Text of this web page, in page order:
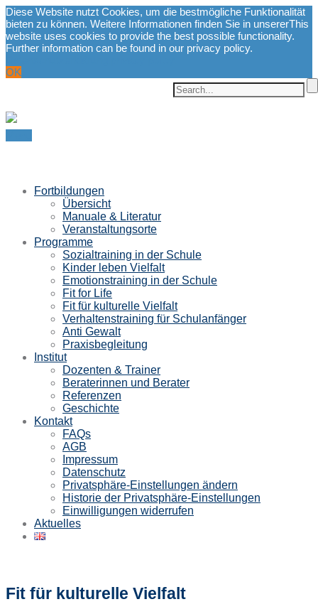
Diese Website nutzt Cookies, um die bestmögliche Funktionalität
bieten zu können. Weitere Informationen finden Sie in unsererThis
website uses cookies to provide the best possible functionality.
Further information can be found in our privacy policy.
OK
Fortbildungen
Übersicht
Manuale & Literatur
Veranstaltungsorte
Programme
Sozialtraining in der Schule
Kinder leben Vielfalt
Emotionstraining in der Schule
Fit for Life
Fit für kulturelle Vielfalt
Verhaltenstraining für Schulanfänger
Anti Gewalt
Praxisbegleitung
Institut
Dozenten & Trainer
Beraterinnen und Berater
Referenzen
Geschichte
Kontakt
FAQs
AGB
Impressum
Datenschutz
Privatsphäre-Einstellungen ändern
Historie der Privatsphäre-Einstellungen
Einwilligungen widerrufen
Aktuelles
Fit für kulturelle Vielfalt